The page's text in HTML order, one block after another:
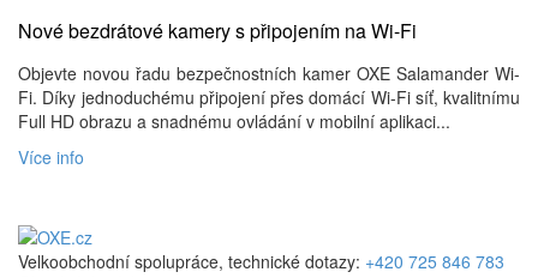
Nové bezdrátové kamery s připojením na Wi-Fi
Objevte novou řadu bezpečnostních kamer OXE Salamander Wi-
Fi. Díky jednoduchému připojení přes domácí Wi-Fi síť, kvalitnímu
Full HD obrazu a snadnému ovládání v mobilní aplikaci...
Více info
Velkoobchodní spolupráce, technické dotazy: +420 725 846 783